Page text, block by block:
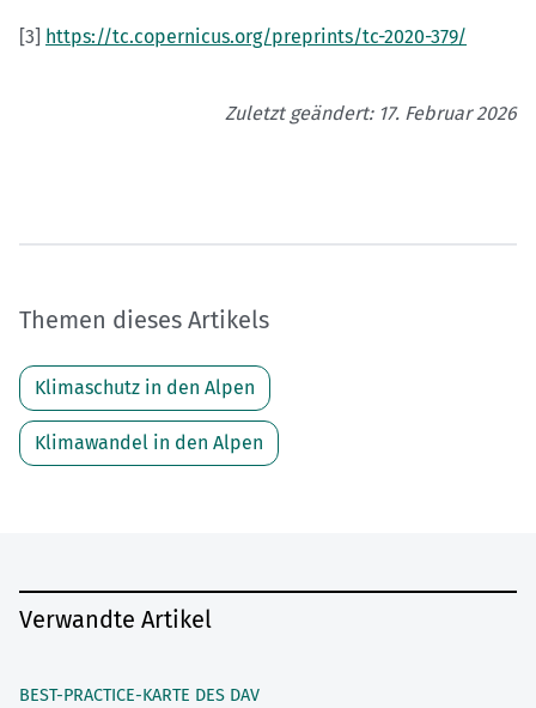
[3] https://tc.copernicus.org/preprints/tc-2020-379/
Zuletzt geändert: 17. Februar 2026
Themen dieses Artikels
Klimaschutz in den Alpen
Klimawandel in den Alpen
Verwandte Artikel
BEST-PRACTICE-KARTE DES DAV